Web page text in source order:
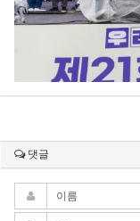
댓글